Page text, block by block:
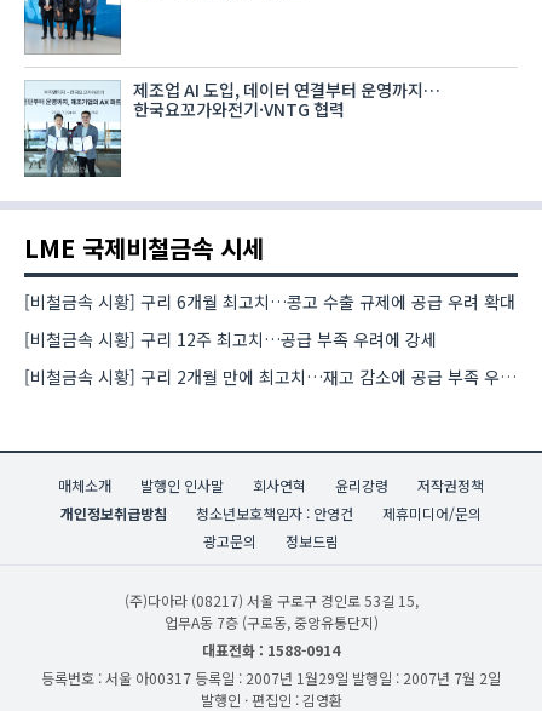
제조업 AI 도입, 데이터 연결부터 운영까지…
한국요꼬가와전기·VNTG 협력
LME 국제비철금속 시세
[비철금속 시황] 구리 6개월 최고치…콩고 수출 규제에 공급 우려 확대
[비철금속 시황] 구리 12주 최고치…공급 부족 우려에 강세
[비철금속 시황] 구리 2개월 만에 최고치…재고 감소에 공급 부족 우려 확대
매체소개 발행인 인사말 회사연혁 윤리강령
저작권정책
개인정보취급방침
청소년보호책임자 : 안영건
제휴미디어/문의
광고문의
정보드림
(주)다아라 (08217) 서울 구로구 경인로 53길 15,
업무A동 7층 (구로동, 중앙유통단지)
대표전화 : 1588-0914
등록번호 : 서울 아00317 등록일 : 2007년 1월29일 발행일 : 2007년 7월 2일
발행인 · 편집인 : 김영환